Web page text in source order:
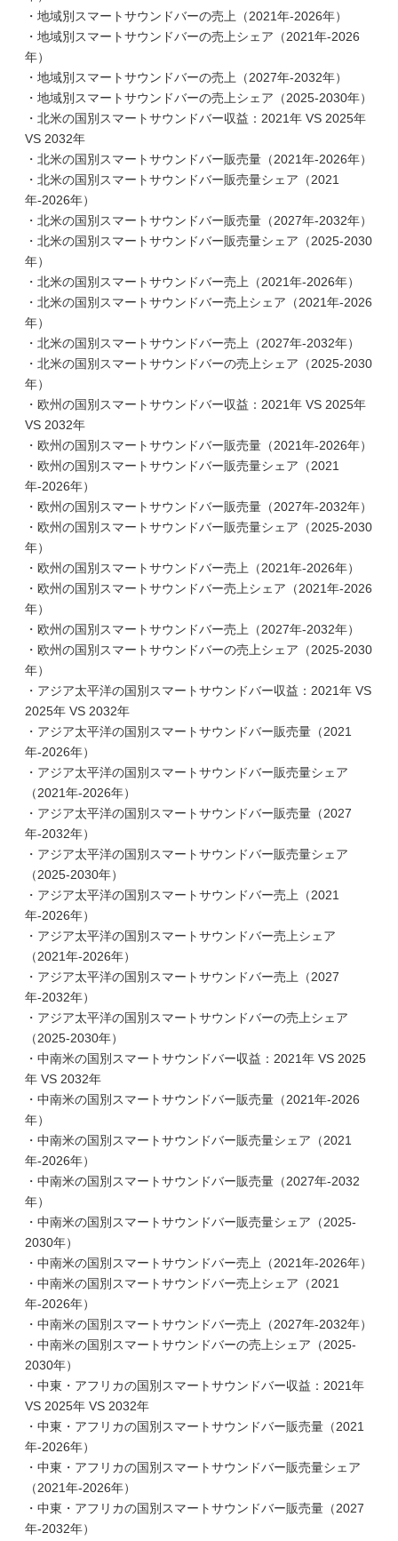
・地域別スマートサウンドバーの売上（2021年-2026年）
・地域別スマートサウンドバーの売上シェア（2021年-2026
年）
・地域別スマートサウンドバーの売上（2027年-2032年）
・地域別スマートサウンドバーの売上シェア（2025-2030年）
・北米の国別スマートサウンドバー収益：2021年 VS 2025年
VS 2032年
・北米の国別スマートサウンドバー販売量（2021年-2026年）
・北米の国別スマートサウンドバー販売量シェア（2021
年-2026年）
・北米の国別スマートサウンドバー販売量（2027年-2032年）
・北米の国別スマートサウンドバー販売量シェア（2025-2030
年）
・北米の国別スマートサウンドバー売上（2021年-2026年）
・北米の国別スマートサウンドバー売上シェア（2021年-2026
年）
・北米の国別スマートサウンドバー売上（2027年-2032年）
・北米の国別スマートサウンドバーの売上シェア（2025-2030
年）
・欧州の国別スマートサウンドバー収益：2021年 VS 2025年
VS 2032年
・欧州の国別スマートサウンドバー販売量（2021年-2026年）
・欧州の国別スマートサウンドバー販売量シェア（2021
年-2026年）
・欧州の国別スマートサウンドバー販売量（2027年-2032年）
・欧州の国別スマートサウンドバー販売量シェア（2025-2030
年）
・欧州の国別スマートサウンドバー売上（2021年-2026年）
・欧州の国別スマートサウンドバー売上シェア（2021年-2026
年）
・欧州の国別スマートサウンドバー売上（2027年-2032年）
・欧州の国別スマートサウンドバーの売上シェア（2025-2030
年）
・アジア太平洋の国別スマートサウンドバー収益：2021年 VS
2025年 VS 2032年
・アジア太平洋の国別スマートサウンドバー販売量（2021
年-2026年）
・アジア太平洋の国別スマートサウンドバー販売量シェア
（2021年-2026年）
・アジア太平洋の国別スマートサウンドバー販売量（2027
年-2032年）
・アジア太平洋の国別スマートサウンドバー販売量シェア
（2025-2030年）
・アジア太平洋の国別スマートサウンドバー売上（2021
年-2026年）
・アジア太平洋の国別スマートサウンドバー売上シェア
（2021年-2026年）
・アジア太平洋の国別スマートサウンドバー売上（2027
年-2032年）
・アジア太平洋の国別スマートサウンドバーの売上シェア
（2025-2030年）
・中南米の国別スマートサウンドバー収益：2021年 VS 2025
年 VS 2032年
・中南米の国別スマートサウンドバー販売量（2021年-2026
年）
・中南米の国別スマートサウンドバー販売量シェア（2021
年-2026年）
・中南米の国別スマートサウンドバー販売量（2027年-2032
年）
・中南米の国別スマートサウンドバー販売量シェア（2025-
2030年）
・中南米の国別スマートサウンドバー売上（2021年-2026年）
・中南米の国別スマートサウンドバー売上シェア（2021
年-2026年）
・中南米の国別スマートサウンドバー売上（2027年-2032年）
・中南米の国別スマートサウンドバーの売上シェア（2025-
2030年）
・中東・アフリカの国別スマートサウンドバー収益：2021年
VS 2025年 VS 2032年
・中東・アフリカの国別スマートサウンドバー販売量（2021
年-2026年）
・中東・アフリカの国別スマートサウンドバー販売量シェア
（2021年-2026年）
・中東・アフリカの国別スマートサウンドバー販売量（2027
年-2032年）